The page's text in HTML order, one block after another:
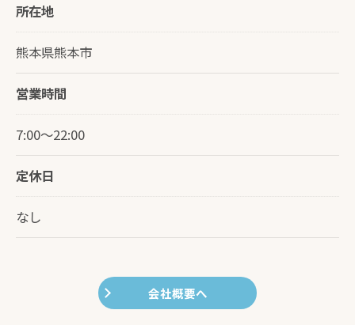
所在地
熊本県熊本市
営業時間
7:00～22:00
定休日
なし
会社概要へ